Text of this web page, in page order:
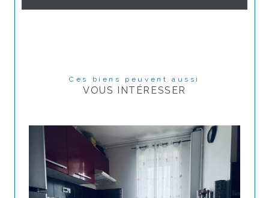
Ces biens peuvent aussi
VOUS INTÉRESSER